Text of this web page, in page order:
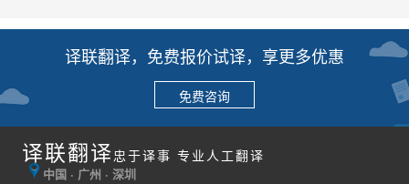
译联翻译，免费报价试译，享更多优惠
免费咨询
译联翻译 忠于译事 专业人工翻译
中国 · 广州 · 深圳